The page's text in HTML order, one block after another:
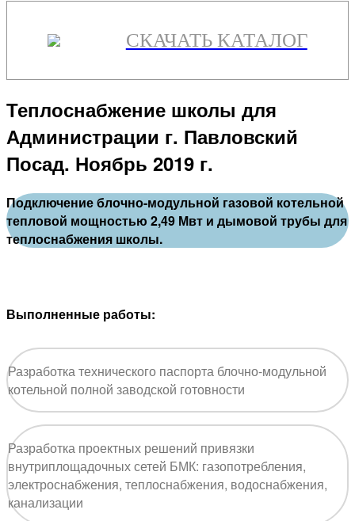
СКАЧАТЬ КАТАЛОГ
Теплоснабжение школы для
Администрации г. Павловский
Посад. Ноябрь 2019 г.
Подключение блочно-модульной газовой котельной
тепловой мощностью 2,49 Мвт и дымовой трубы для
теплоснабжения школы.
Выполненные работы:
Разработка технического паспорта блочно-модульной
котельной полной заводской готовности
Разработка проектных решений привязки
внутриплощадочных сетей БМК: газопотребления,
электроснабжения, теплоснабжения, водоснабжения,
канализации